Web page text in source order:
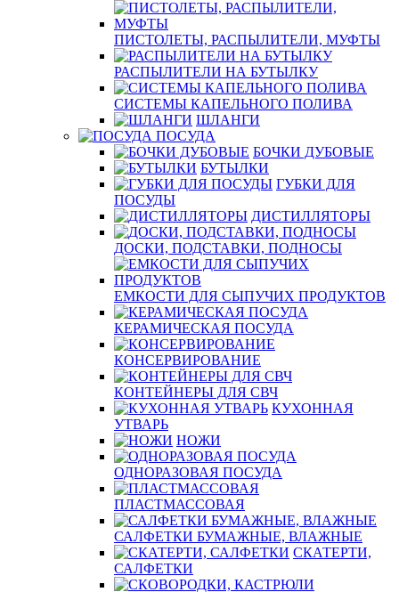
ПИСТОЛЕТЫ, РАСПЫЛИТЕЛИ, МУФТЫ
РАСПЫЛИТЕЛИ НА БУТЫЛКУ
СИСТЕМЫ КАПЕЛЬНОГО ПОЛИВА
ШЛАНГИ
ПОСУДА
БОЧКИ ДУБОВЫЕ
БУТЫЛКИ
ГУБКИ ДЛЯ
ПОСУДЫ
ДИСТИЛЛЯТОРЫ
ДОСКИ, ПОДСТАВКИ, ПОДНОСЫ
ЕМКОСТИ ДЛЯ СЫПУЧИХ ПРОДУКТОВ
КЕРАМИЧЕСКАЯ ПОСУДА
КОНСЕРВИРОВАНИЕ
КОНТЕЙНЕРЫ ДЛЯ СВЧ
КУХОННАЯ
УТВАРЬ
НОЖИ
ОДНОРАЗОВАЯ ПОСУДА
ПЛАСТМАССОВАЯ
САЛФЕТКИ БУМАЖНЫЕ, ВЛАЖНЫЕ
СКАТЕРТИ,
САЛФЕТКИ